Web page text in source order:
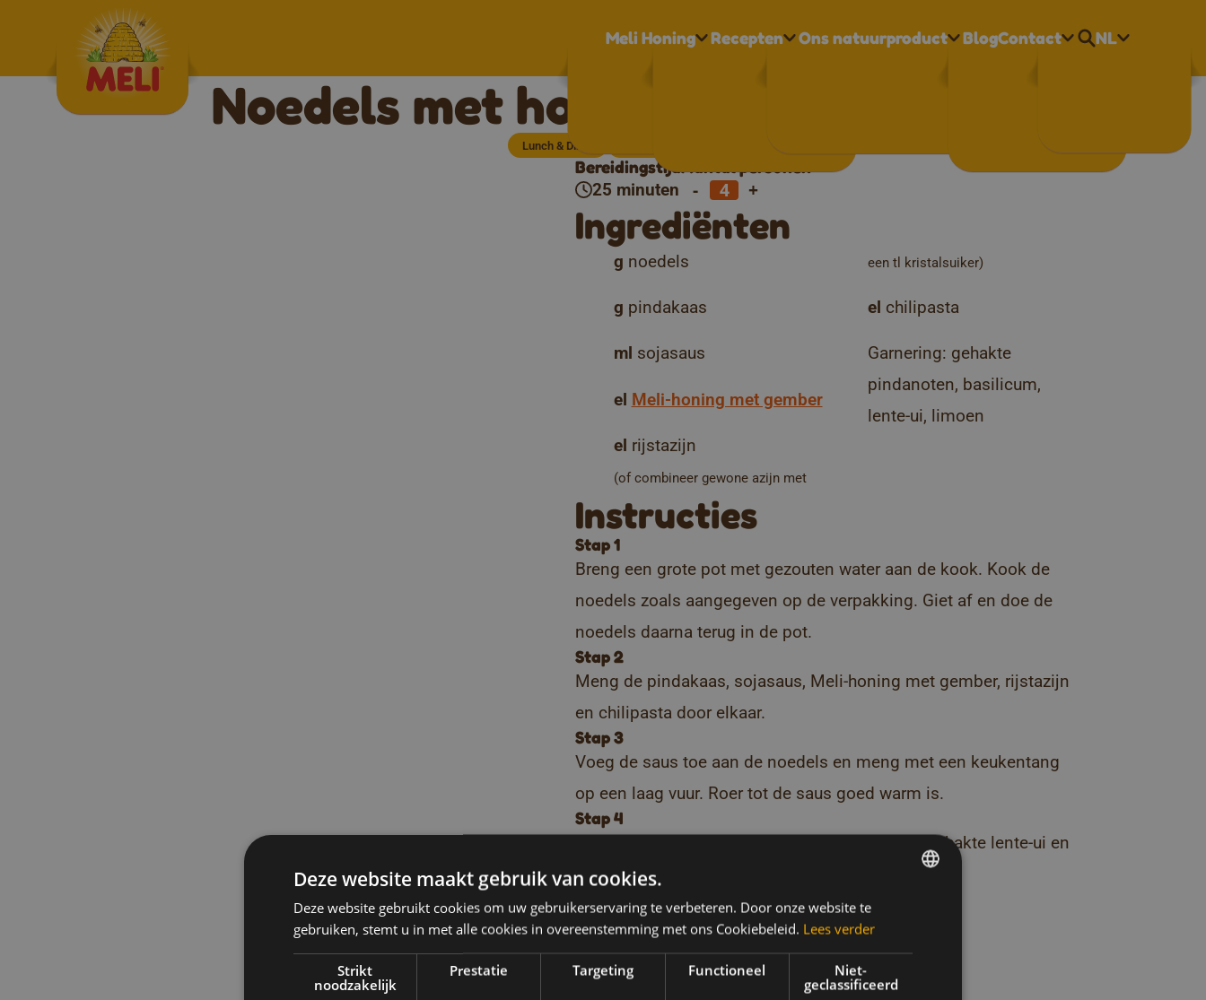
Meli Honing Recepten Ons natuurproduct BlogContact NL
Noedels met honing en pindasaus
Lunch & Diner
Bereidingstijd
25 minuten
Aantal personen
- +
Ingrediënten
g noedels
g pindakaas
ml sojasaus
el Meli-honing met gember
el rijstazijn
(of combineer gewone azijn met
een tl kristalsuiker)
el chilipasta
Garnering: gehakte
pindanoten, basilicum,
lente-ui, limoen
Instructies
Stap 1
Breng een grote pot met gezouten water aan de kook. Kook de
noedels zoals aangegeven op de verpakking. Giet af en doe de
noedels daarna terug in de pot.
Stap 2
Meng de pindakaas, sojasaus, Meli-honing met gember, rijstazijn
en chilipasta door elkaar.
Stap 3
Voeg de saus toe aan de noedels en meng met een keukentang
op een laag vuur. Roer tot de saus goed warm is.
Stap 4
Serveer met gecrushte pindanoten, basilicum, gehakte lente-ui en
een schijfje limoen. Smakelijk!
Téléchargez nos livrets de recettes
Meer recepten zoals dit
Deze website maakt gebruik van cookies.
Deze website gebruikt cookies om uw gebruikerservaring te verbeteren. Door onze website te
gebruiken, stemt u in met alle cookies in overeenstemming met ons Cookiebeleid. Lees verder
Strikt
noodzakelijk
Prestatie Targeting Functioneel
Niet-
geclassificeerd